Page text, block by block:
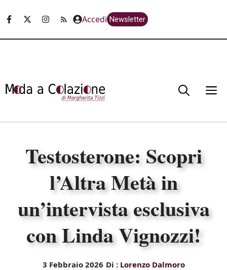
Accedi Newsletter
Testosterone: Scopri
l’Altra Metà in
un’intervista esclusiva
con Linda Vignozzi!
3 Febbraio 2026 Di : Lorenzo Dalmoro